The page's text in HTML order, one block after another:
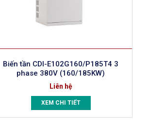
Biến tần CDI-E102G160/P185T4 3
phase 380V (160/185KW)
Liên hệ
XEM CHI TIẾT